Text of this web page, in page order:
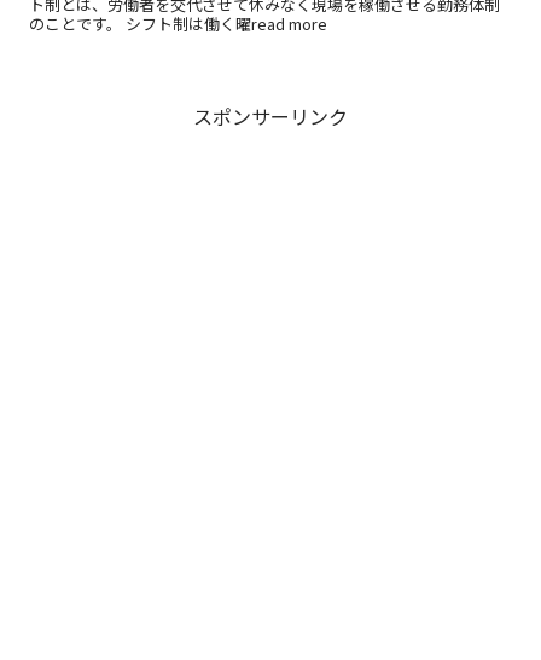
のことです。 シフト制は働く曜read more
スポンサーリンク